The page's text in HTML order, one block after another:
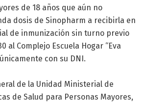
de 18 años que aún no
dosis de Sinopharm a recibirla en
de inmunización sin turno previo
al Complejo Escuela Hogar “Eva
con su DNI.
de la Unidad Ministerial de
de Salud para Personas Mayores,